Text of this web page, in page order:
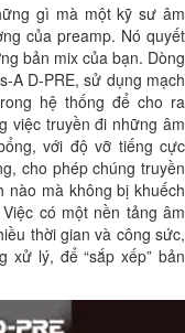
gì mà một kỹ sư âm
của preamp. Nó quyết
bản mix của bạn. Dòng
A D-PRE, sử dụng mạch
hệ thống để cho ra
việc truyền đi những âm
với độ vỡ tiếng cực
cho phép chúng truyền
mà không bị khuếch
có một nền tảng âm
thời gian và công sức,
xử lý, để “sắp xếp” bản